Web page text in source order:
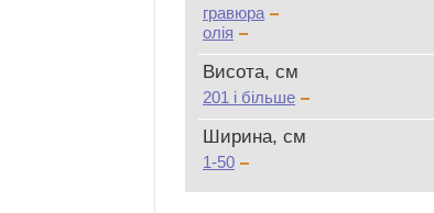
гравюра
олія
Висота, см
201 і більше
Ширина, см
1-50